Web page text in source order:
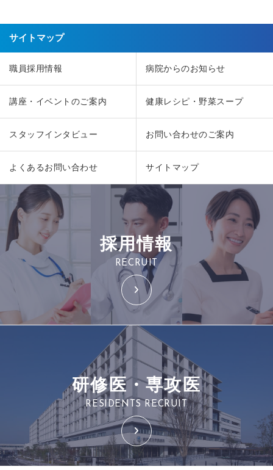
サイトマップ
職員採用情報 病院からのお知らせ
講座・イベントのご案内 健康レシピ・野菜スープ
スタッフインタビュー お問い合わせのご案内
よくあるお問い合わせ サイトマップ
採用情報
RECRUIT
研修医・専攻医
RESIDENTS RECRUIT